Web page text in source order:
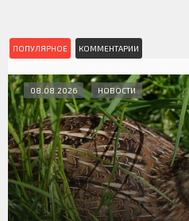
ПОПУЛЯРНОЕ КОММЕНТАРИИ
08.08.2026 НОВОСТИ